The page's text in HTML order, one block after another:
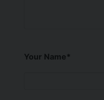
Your Name*